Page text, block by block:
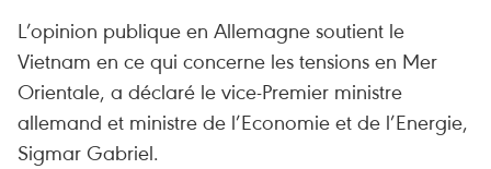
L’opinion publique en Allemagne soutient le
Vietnam en ce qui concerne les tensions en Mer
Orientale, a déclaré le vice-Premier ministre
allemand et ministre de l’Economie et de l’Energie,
Sigmar Gabriel.